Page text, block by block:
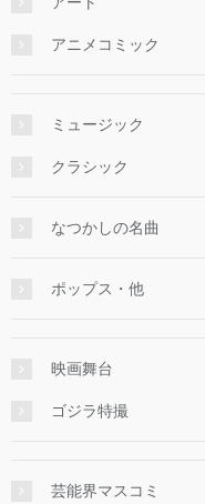
アニメコミック
ミュージック
クラシック
なつかしの名曲
ポップス・他
映画舞台
ゴジラ特撮
芸能界マスコミ